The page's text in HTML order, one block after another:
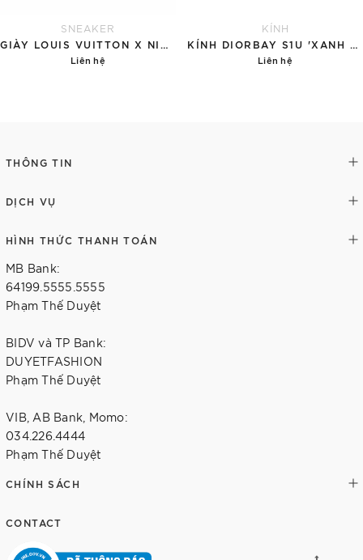
SNEAKER
GIÀY LOUIS VUITTON X NIKE AIR FORCE 1 RED
Liên hệ
KÍNH
KÍNH DIORBAY S1U 'XANH NGỌC'
Liên hệ
THÔNG TIN
DỊCH VỤ
HÌNH THỨC THANH TOÁN
MB Bank:
64199.5555.5555
Phạm Thế Duyệt
BIDV và TP Bank:
DUYETFASHION
Phạm Thế Duyệt
VIB, AB Bank, Momo:
034.226.4444
Phạm Thế Duyệt
CHÍNH SÁCH
CONTACT